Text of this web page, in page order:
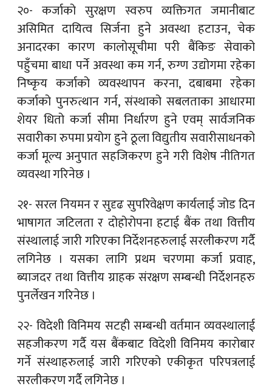
२०- कर्जाको सुरक्षण स्वरुप व्यक्तिगत जमानीबाट
असिमित दायित्व सिर्जना हुने अवस्था हटाउन, चेक
अनादरका कारण कालोसूचीमा परी बैंकिङ सेवाको
पहुँचमा बाधा पर्ने अवस्था कम गर्न, रुग्ण उद्योगमा रहेका
निष्कृय कर्जाको व्यवस्थापन करना, दबाबमा रहेका
कर्जाको पुनरुत्थान गर्न, संस्थाको सबलताका आधारमा
शेयर धितो कर्जा सीमा निर्धारण हुने एवम् सार्वजनिक
सवारीका रुपमा प्रयोग हुने ठूला विद्युतीय सवारीसाधनको
कर्जा मूल्य अनुपात सहजिकरण हुने गरी विशेष नीतिगत
व्यवस्था गरिनेछ ।
२१- सरल नियमन र सुदृढ सुपरिवेक्षण कार्यलाई जोड दिन
भाषागत जटिलता र दोहोरोपना हटाई बैंक तथा वित्तीय
संस्थालाई जारी गरिएका निर्देशनहरुलाई सरलीकरण गर्दै
लगिनेछ । यसका लागि प्रथम चरणमा कर्जा प्रवाह,
ब्याजदर तथा वित्तीय ग्राहक संरक्षण सम्बन्धी निर्देशनहरु
पुनर्लेखन गरिनेछ ।
२२- विदेशी विनिमय सटही सम्बन्धी वर्तमान व्यवस्थालाई
सहजीकरण गर्दै यस बैंकबाट विदेशी विनिमय कारोबार
गर्ने संस्थाहरुलाई जारी गरिएको एकीकृत परिपत्रलाई
सरलीकरण गर्दै लगिनेछ ।